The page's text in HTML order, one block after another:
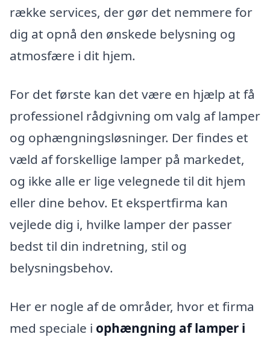
række services, der gør det nemmere for
dig at opnå den ønskede belysning og
atmosfære i dit hjem.
For det første kan det være en hjælp at få
professionel rådgivning om valg af lamper
og ophængningsløsninger. Der findes et
væld af forskellige lamper på markedet,
og ikke alle er lige velegnede til dit hjem
eller dine behov. Et ekspertfirma kan
vejlede dig i, hvilke lamper der passer
bedst til din indretning, stil og
belysningsbehov.
Her er nogle af de områder, hvor et firma
med speciale i ophængning af lamper i